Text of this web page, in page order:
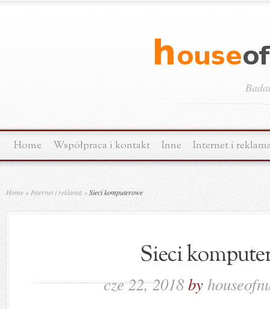
Home Współpraca i kontakt Inne Internet i
Home » Internet i reklama »Sieci komputerowe
Sieci
cze 22, 2018by